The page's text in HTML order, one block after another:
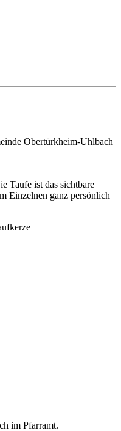
Obertürkheim-Uhlbach
Taufe ist das sichtbare
Einzelnen ganz persönlich
im Pfarramt.